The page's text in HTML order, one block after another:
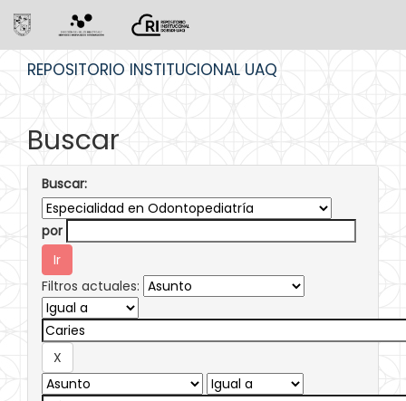
REPOSITORIO INSTITUCIONAL UAQ
Buscar
Buscar:
por
Filtros actuales: